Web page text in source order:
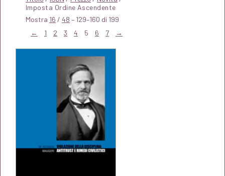
Mostra 16 / 48 – 129–160 di 199
←
1 2 3 4 5 6 7 →